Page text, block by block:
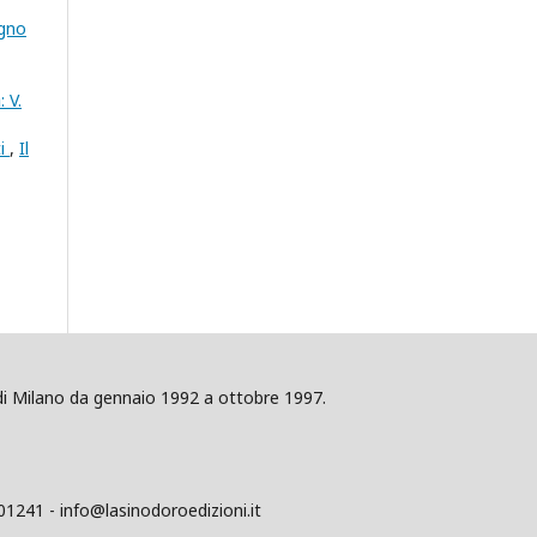
V.
, Il
Milano da gennaio 1992 a ottobre 1997.
- info@lasinodoroedizioni.it